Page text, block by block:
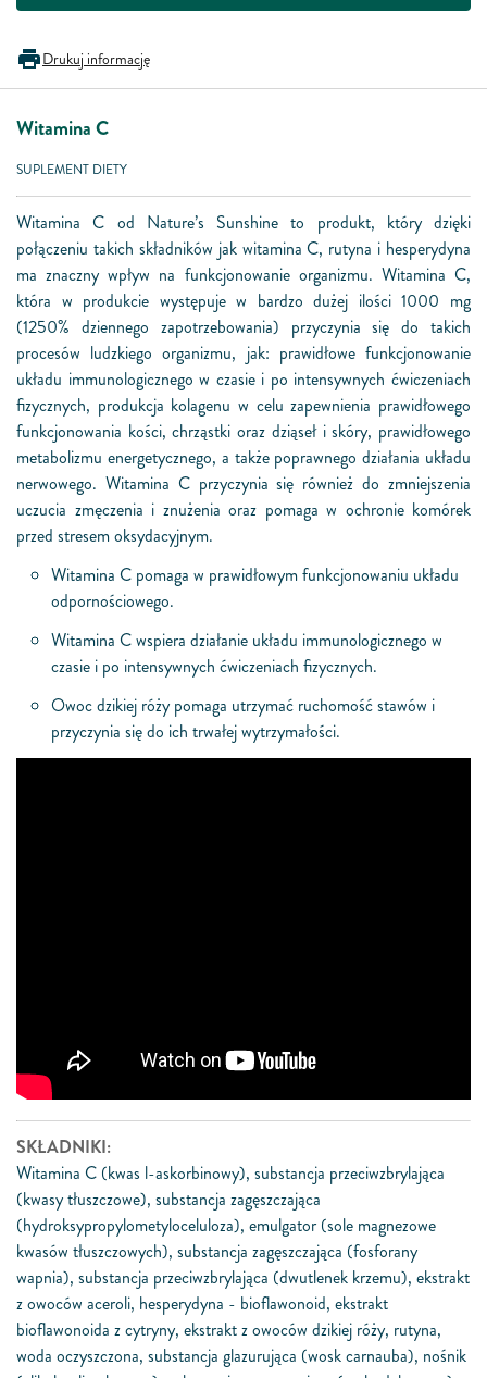
Drukuj informację
Witamina C
SUPLEMENT DIETY
Witamina C od Nature’s Sunshine to produkt, który dzięki
połączeniu takich składników jak witamina C, rutyna i hesperydyna
ma znaczny wpływ na funkcjonowanie organizmu. Witamina C,
która w produkcie występuje w bardzo dużej ilości 1000 mg
(1250% dziennego zapotrzebowania) przyczynia się do takich
procesów ludzkiego organizmu, jak: prawidłowe funkcjonowanie
układu immunologicznego w czasie i po intensywnych ćwiczeniach
fizycznych, produkcja kolagenu w celu zapewnienia prawidłowego
funkcjonowania kości, chrząstki oraz dziąseł i skóry, prawidłowego
metabolizmu energetycznego, a także poprawnego działania układu
nerwowego. Witamina C przyczynia się również do zmniejszenia
uczucia zmęczenia i znużenia oraz pomaga w ochronie komórek
przed stresem oksydacyjnym.
Witamina C pomaga w prawidłowym funkcjonowaniu układu
odpornościowego.
Witamina C wspiera działanie układu immunologicznego w
czasie i po intensywnych ćwiczeniach fizycznych.
Owoc dzikiej róży pomaga utrzymać ruchomość stawów i
przyczynia się do ich trwałej wytrzymałości.
SKŁADNIKI:
Witamina C (kwas l-askorbinowy), substancja przeciwzbrylająca
(kwasy tłuszczowe), substancja zagęszczająca
(hydroksypropylometyloceluloza), emulgator (sole magnezowe
kwasów tłuszczowych), substancja zagęszczająca (fosforany
wapnia), substancja przeciwzbrylająca (dwutlenek krzemu), ekstrakt
z owoców aceroli, hesperydyna - bioflawonoid, ekstrakt
bioflawonoida z cytryny, ekstrakt z owoców dzikiej róży, rutyna,
woda oczyszczona, substancja glazurująca (wosk carnauba), nośnik